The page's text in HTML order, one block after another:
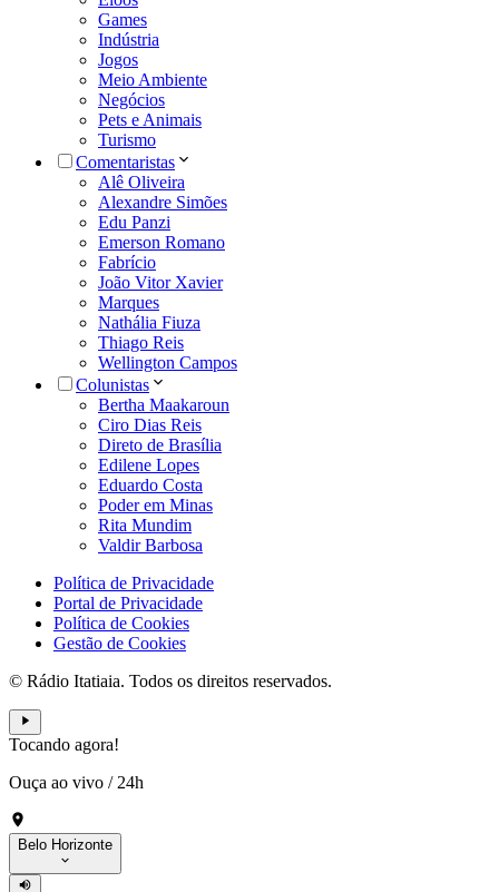
Games
Indústria
Jogos
Meio Ambiente
Negócios
Pets e Animais
Turismo
Comentaristas
Alê Oliveira
Alexandre Simões
Edu Panzi
Emerson Romano
Fabrício
João Vitor Xavier
Marques
Nathália Fiuza
Thiago Reis
Wellington Campos
Colunistas
Bertha Maakaroun
Ciro Dias Reis
Direto de Brasília
Edilene Lopes
Eduardo Costa
Poder em Minas
Rita Mundim
Valdir Barbosa
Política de Privacidade
Portal de Privacidade
Política de Cookies
Gestão de Cookies
© Rádio Itatiaia. Todos os direitos reservados.
Tocando agora!
Ouça ao vivo / 24h
Belo Horizonte